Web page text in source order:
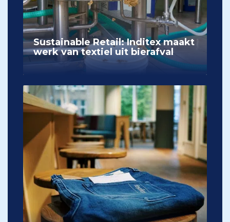
Sustainable Retail: Inditex maakt
werk van textiel uit bierafval